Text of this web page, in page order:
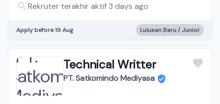
Rekruter terakhir aktif 3 days ago
Apply before 19 Aug Lulusan Baru / Junior
Technical Writter
PT. Satkomindo Mediyasa